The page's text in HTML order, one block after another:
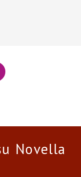
Novella